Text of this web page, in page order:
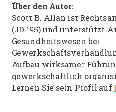
Über den Autor:
Scott B. Allan ist
(JD ’95) und unterstützt
Gesundheitswesen bei
Aufbau wirksamer
gewerkschaftlich
Lernen Sie sein Profil auf